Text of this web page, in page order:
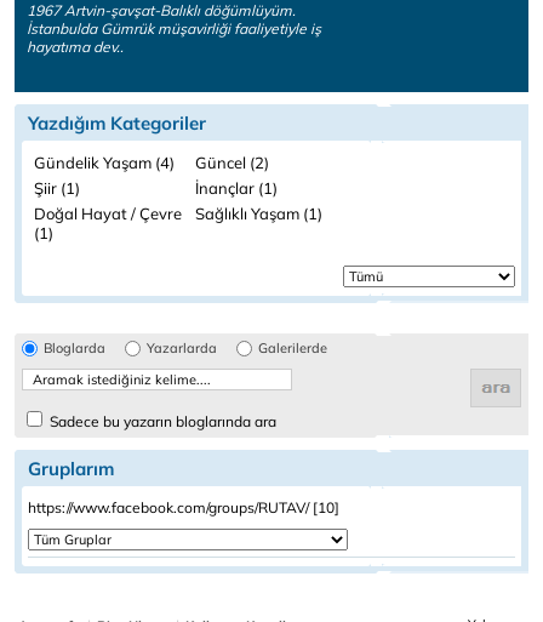
1967 Artvin-şavşat-Balıklı döğümlüyüm.
İstanbulda Gümrük müşavirliği faaliyetiyle iş
hayatıma dev..
Yazdığım Kategoriler
Gündelik Yaşam (4)
Güncel (2)
Şiir (1)
İnançlar (1)
Doğal Hayat / Çevre
(1)
Sağlıklı Yaşam (1)
Bloglarda Yazarlarda Galerilerde
Sadece bu yazarın bloglarında ara
Gruplarım
https://www.facebook.com/groups/RUTAV/ [10]